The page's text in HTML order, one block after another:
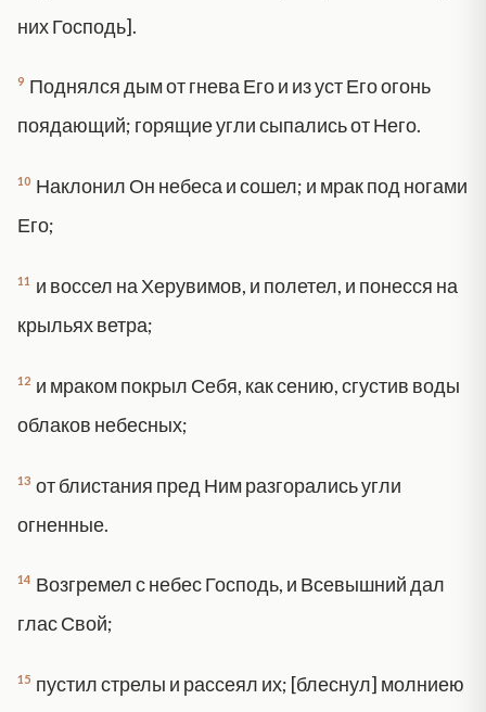
них Господь].
9 Поднялся дым от гнева Его и из уст Его огонь
поядающий; горящие угли сыпались от Него.
10 Наклонил Он небеса и сошел; и мрак под ногами
Его;
11 и воссел на Херувимов, и полетел, и понесся на
крыльях ветра;
12 и мраком покрыл Себя, как сению, сгустив воды
облаков небесных;
13 от блистания пред Ним разгорались угли
огненные.
14 Возгремел с небес Господь, и Всевышний дал
глас Свой;
15 пустил стрелы и рассеял их; [блеснул] молниею